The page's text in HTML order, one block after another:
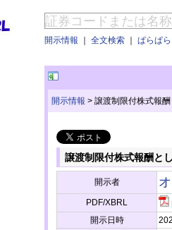
開示情報 ｜ 全文検索 ｜ ぱらぱ
開示情報 > 譲渡制限付株式報
譲渡制限付株式報酬と
開示者
PDF/XBRL
開示日時